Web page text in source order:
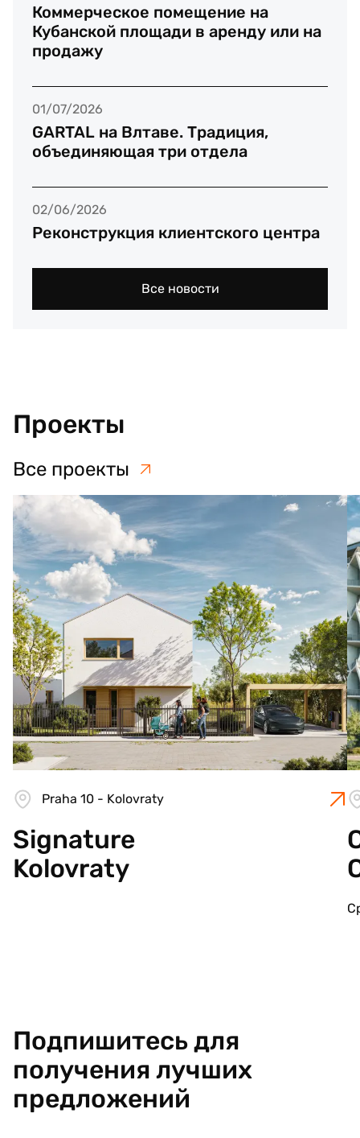
Коммерческое помещение на
Кубанской площади в аренду или на
продажу
01/07/2026
GARTAL на Влтаве. Традиция,
объединяющая три отдела
02/06/2026
Реконструкция клиентского центра
Все новости
Проекты
Все проекты
Praha 10 - Kolovraty
Signature
Kolovraty
Подпишитесь для
получения лучших
предложений